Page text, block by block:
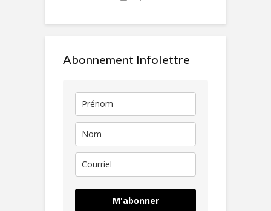
Abonnement Infolettre
M'abonner